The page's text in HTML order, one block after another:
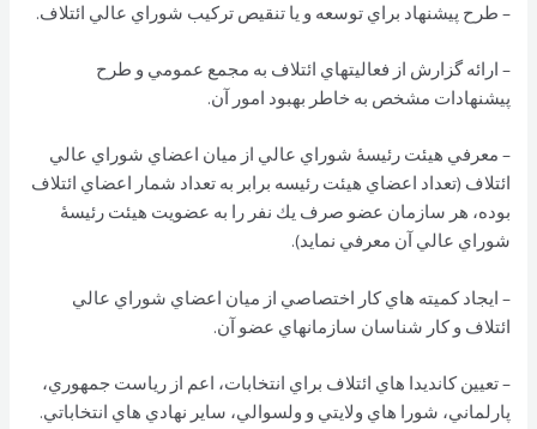
– طرح پيشنهاد براي توسعه و يا تنقيص تركيب شوراي عالي ائتلاف.
– ارائه گزارش از فعاليتهاي ائتلاف به مجمع عمومي و طرح
پيشنهادات مشخص به خاطر بهبود امور آن.
– معرفي هيئت رئيسۀ شوراي عالي از ميان اعضاي شوراي عالي
ائتلاف (تعداد اعضاي هيئت رئيسه برابر به تعداد شمار اعضاي ائتلاف
بوده، هر سازمان عضو صرف يك نفر را به عضويت هيئت رئيسۀ
شوراي عالي آن معرفي نمايد).
– ايجاد كميته هاي كار اختصاصي از ميان اعضاي شوراي عالي
ائتلاف و كار شناسان سازمانهاي عضو آن.
– تعيين كانديدا هاي ائتلاف براي انتخابات، اعم از رياست جمهوري،
پارلماني، شورا هاي ولايتي و ولسوالي، ساير نهادي هاي انتخاباتي.